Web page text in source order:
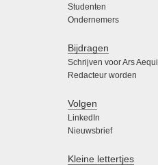
Studenten
Ondernemers
Bijdragen
Schrijven voor Ars Aequi
Redacteur worden
Volgen
LinkedIn
Nieuwsbrief
Kleine lettertjes